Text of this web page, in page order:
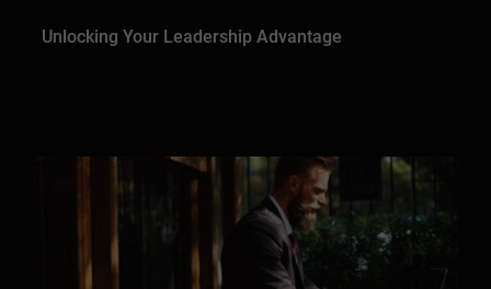
Unlocking Your Leadership Advantage